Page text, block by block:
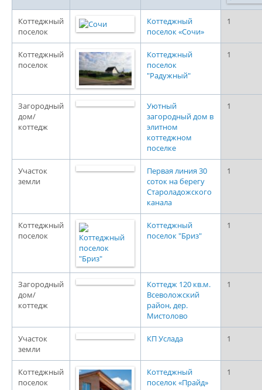
Коттеджный
поселок
Коттеджный
поселок «Сочи»
1
Коттеджный
поселок
Коттеджный
поселок
"Радужный"
1
Загородный
дом/
коттедж
Уютный
загородный дом в
элитном
коттеджном
поселке
1
Участок
земли
Первая линия 30
соток на берегу
Староладожского
канала
1
Коттеджный
поселок
Коттеджный
поселок "Бриз"
1
Загородный
дом/
коттедж
Коттедж 120 кв.м.
Всеволожский
район, дер.
Мистолово
1
Участок
земли
КП Услада 1
Коттеджный
поселок
Коттеджный
поселок «Прайд»
1